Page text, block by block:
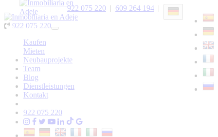
609 264 194 |
922 075 220 |
922 075 220
Toggle
Kaufen
Mieten
Neubauprojekte
Team
Blog
Dienstleistungen
Kontakt
922 075 220